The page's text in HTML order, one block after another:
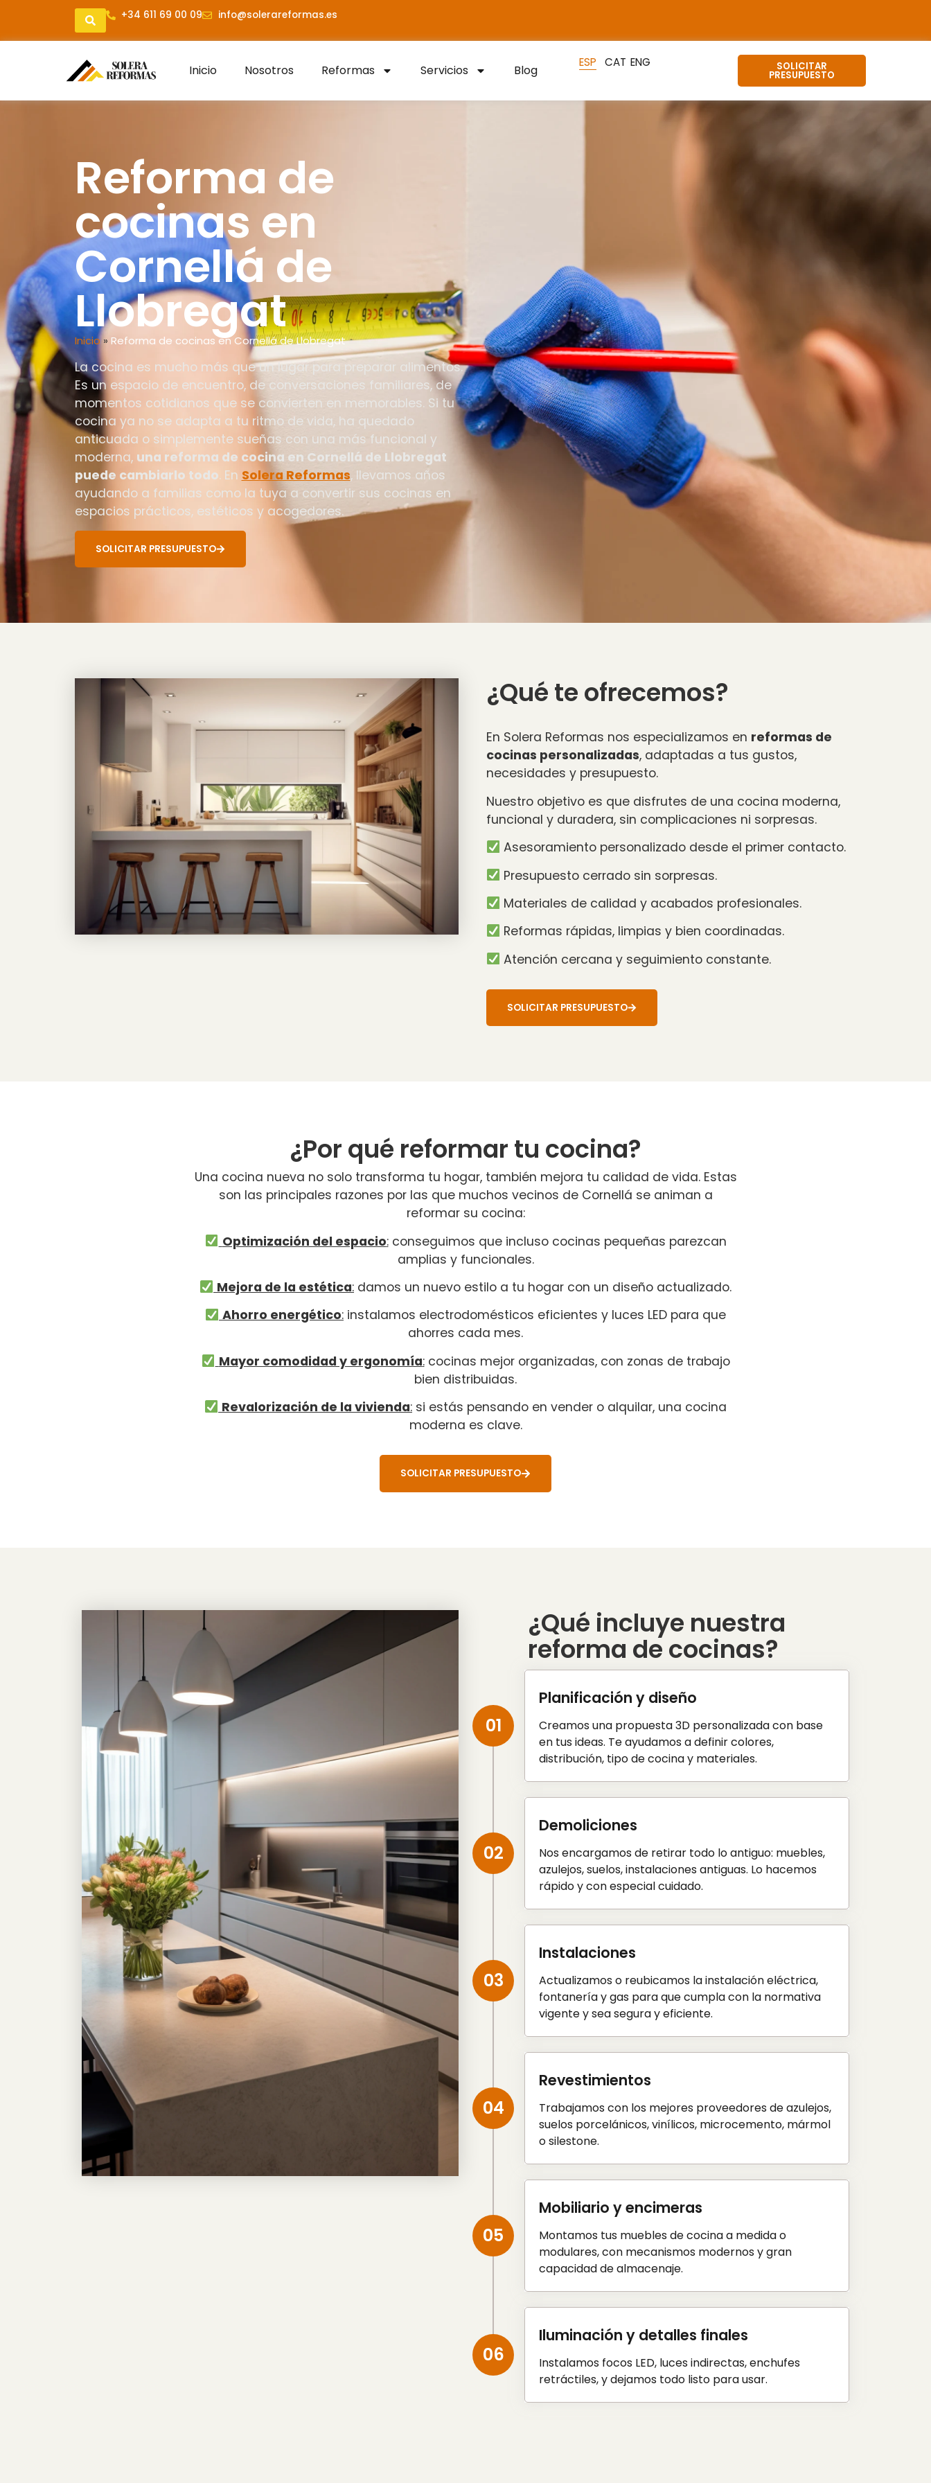
+34 611 69 00 09 info@solerareformas.es
Inicio Nosotros Reformas Servicios Blog SOLICITAR
PRESUPUESTO
Reforma de
cocinas en
Cornellá de
Llobregat
Inicio » Reforma de cocinas en Cornellá de Llobregat
La cocina es mucho más que un lugar para preparar alimentos.
Es un espacio de encuentro, de conversaciones familiares, de
momentos cotidianos que se convierten en memorables. Si tu
cocina ya no se adapta a tu ritmo de vida, ha quedado
anticuada o simplemente sueñas con una más funcional y
moderna, una reforma de cocina en Cornellá de Llobregat
puede cambiarlo todo. En Solera Reformas, llevamos años
ayudando a familias como la tuya a convertir sus cocinas en
espacios prácticos, estéticos y acogedores.
SOLICITAR PRESUPUESTO
¿Qué te ofrecemos?
En Solera Reformas nos especializamos en reformas de
cocinas personalizadas, adaptadas a tus gustos,
necesidades y presupuesto.
Nuestro objetivo es que disfrutes de una cocina moderna,
funcional y duradera, sin complicaciones ni sorpresas.
Asesoramiento personalizado desde el primer contacto.
Presupuesto cerrado sin sorpresas.
Materiales de calidad y acabados profesionales.
Reformas rápidas, limpias y bien coordinadas.
Atención cercana y seguimiento constante.
SOLICITAR PRESUPUESTO
¿Por qué reformar tu cocina?
Una cocina nueva no solo transforma tu hogar, también mejora tu calidad de vida. Estas
son las principales razones por las que muchos vecinos de Cornellá se animan a
reformar su cocina:
Optimización del espacio:conseguimos que incluso cocinas pequeñas parezcan
amplias y funcionales.
Mejora de la estética: damos un nuevo estilo a tu hogar con un diseño actualizado.
Ahorro energético: instalamos electrodomésticos eficientes y luces LED para que
ahorres cada mes.
Mayor comodidad y ergonomía:cocinas mejor organizadas, con zonas de trabajo
bien distribuidas.
Revalorización de la vivienda: si estás pensando en vender o alquilar, una cocina
moderna es clave.
SOLICITAR PRESUPUESTO
¿Qué incluye nuestra
reforma de cocinas?
Planificación y diseño
Creamos una propuesta 3D personalizada con base
en tus ideas. Te ayudamos a definir colores,
distribución, tipo de cocina y materiales.
01
Demoliciones
Nos encargamos de retirar todo lo antiguo: muebles,
azulejos, suelos, instalaciones antiguas. Lo hacemos
rápido y con especial cuidado.
02
Instalaciones
Actualizamos o reubicamos la instalación eléctrica,
fontanería y gas para que cumpla con la normativa
vigente y sea segura y eficiente.
03
Revestimientos
Trabajamos con los mejores proveedores de azulejos,
suelos porcelánicos, vinílicos, microcemento, mármol
o silestone.
04
Mobiliario y encimeras
Montamos tus muebles de cocina a medida o
modulares, con mecanismos modernos y gran
capacidad de almacenaje.
05
Iluminación y detalles finales
Instalamos focos LED, luces indirectas, enchufes
retráctiles, y dejamos todo listo para usar.
06